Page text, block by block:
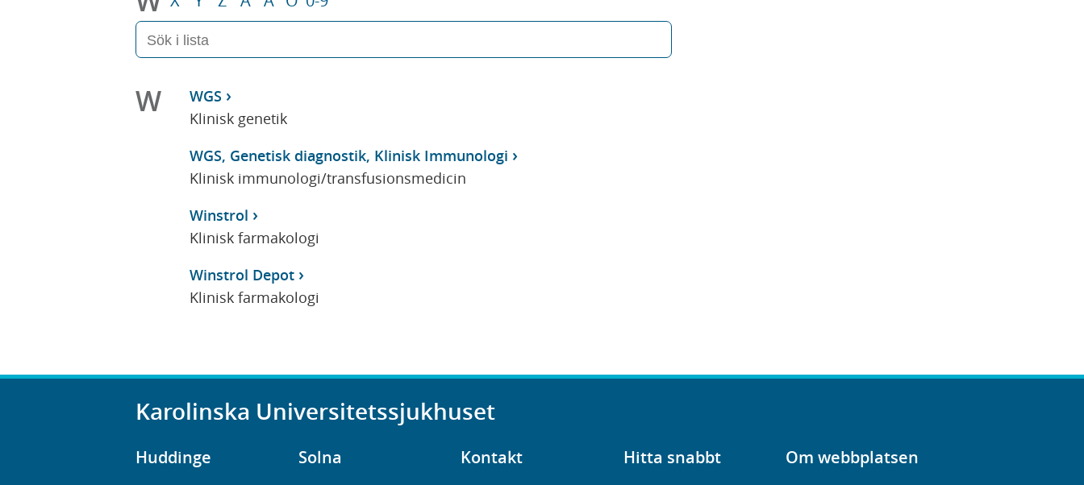
W
WGS
Klinisk genetik
WGS, Genetisk diagnostik, Klinisk Immunologi
Klinisk immunologi/transfusionsmedicin
Winstrol
Klinisk farmakologi
Winstrol Depot
Klinisk farmakologi
Karolinska Universitetssjukhuset
Huddinge Solna Kontakt Hitta snabbt Om webbplatsen